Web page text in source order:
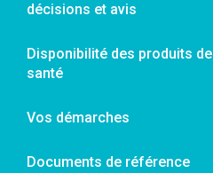
décisions et avis
Disponibilité des produits de
santé
Vos démarches
Documents de référence